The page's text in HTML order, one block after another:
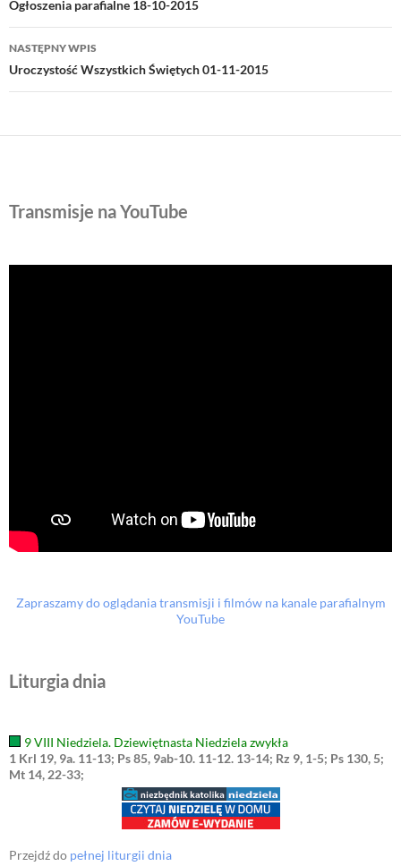
wpisu
Ogłoszenia parafialne 18-10-2015
NASTĘPNY WPIS
Uroczystość Wszystkich Świętych 01-11-2015
Transmisje na YouTube
Zapraszamy do oglądania transmisji i filmów na kanale parafialnym
YouTube
Liturgia dnia
9 VIII Niedziela. Dziewiętnasta Niedziela zwykła
1 Krl 19, 9a. 11-13; Ps 85, 9ab-10. 11-12. 13-14; Rz 9, 1-5; Ps 130, 5;
Mt 14, 22-33;
Przejdź do pełnej liturgii dnia